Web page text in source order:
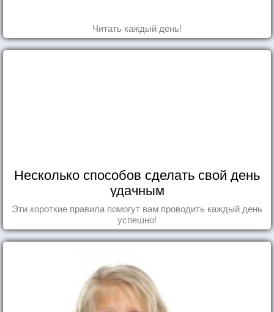
Читать каждый день!
Несколько способов сделать свой день
удачным
Эти короткие правила помогут вам проводить каждый день
успешно!